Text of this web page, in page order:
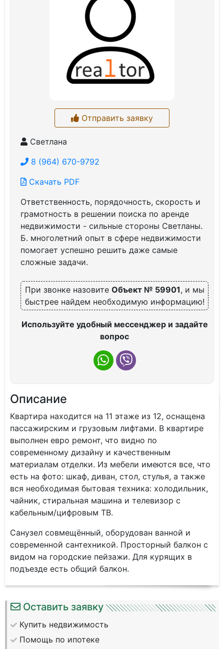
Отправить заявку
Светлана
8 (964) 670-9792
Скачать PDF
Ответственность, порядочность, скорость и
грамотность в решении поиска по аренде
недвижимости - сильные стороны Светланы.
Б. многолетний опыт в сфере недвижимости
помогает успешно решить даже самые
сложные задачи.
При звонке назовите Объект № 59901, и мы
быстрее найдем необходимую информацию!
Используйте удобный мессенджер и задайте
вопрос
Описание
Квартира находится на 11 этаже из 12, оснащена
пассажирским и грузовым лифтами. В квартире
выполнен евро ремонт, что видно по
современному дизайну и качественным
материалам отделки. Из мебели имеются все, что
есть на фото: шкаф, диван, стол, стулья, а также
вся необходимая бытовая техника: холодильник,
чайник, стиральная машина и телевизор с
кабельным/цифровым ТВ.
Санузел совмещённый, оборудован ванной и
современной сантехникой. Просторный балкон с
видом на городские пейзажи. Для курящих в
подъезде есть общий балкон.
Оставить заявку
Купить недвижимость
Помощь по ипотеке